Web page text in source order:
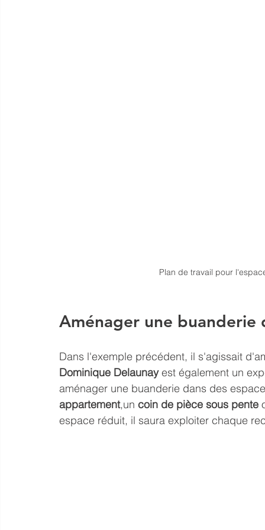
Plan de travail pour
Aménager une buanderie
Dans l'exemple précédent, il s'agissait
Dominique Delaunay est également un
aménager une buanderie dans des
appartement,un coin de pièce sous pente
espace réduit, il saura exploiter chaque